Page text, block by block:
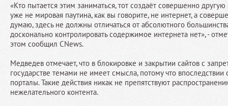
«Кто пытается этим заниматься, тот создаёт совершенно другую
уже не мировая паутина, как вы говорите, не интернет, а
думаю, здесь не должны отличаться от абсолютного
досконально контролировать содержимое интернета нет», -
этом сообщил CNews.
Медведев отмечает, что в блокировке и закрытии сайтов с
государстве темами не имеет смысла, потому что впоследствии
порталы. Такие действия никак не препятствуют
нежелательного контента.